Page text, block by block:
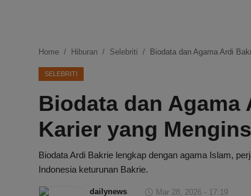
Ekonomi
Internasional
Teknologi
Hiburan
Kesehatan
Home Hiburan Selebriti Biodata dan Agama Ardi
SELEBRITI
Biodata dan Agama
Karier yang
Biodata Ardi Bakrie lengkap dengan agama Islam,
Indonesia keturunan Bakrie.
dailynews Mar 28, 2026 - 17:19